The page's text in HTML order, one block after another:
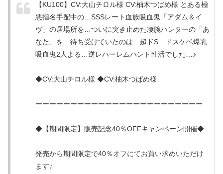
【KU100】CV:大山チロル様 CV:柚木つばめ様 とある極
悪指名手配中の…SSSレート血族吸血鬼「アダム＆イ
ヴ」の居場所を…ついに突き止めた凄腕ハンターの「あ
なた」を…待ち受けていたのは…超ドS…ドスケベ爆乳
吸血鬼2人よる…逆レハーレムハント性活でした…♪
◆CV:大山チロル様 ◆CV:柚木つばめ様
ーーーーーーーーーーーーーーーーーーーーーーーー
◆【期間限定】販売記念40％OFFキャンペーン開催◆
発売から期間限定で40％オフにてお買い求めいただけ
ます♪